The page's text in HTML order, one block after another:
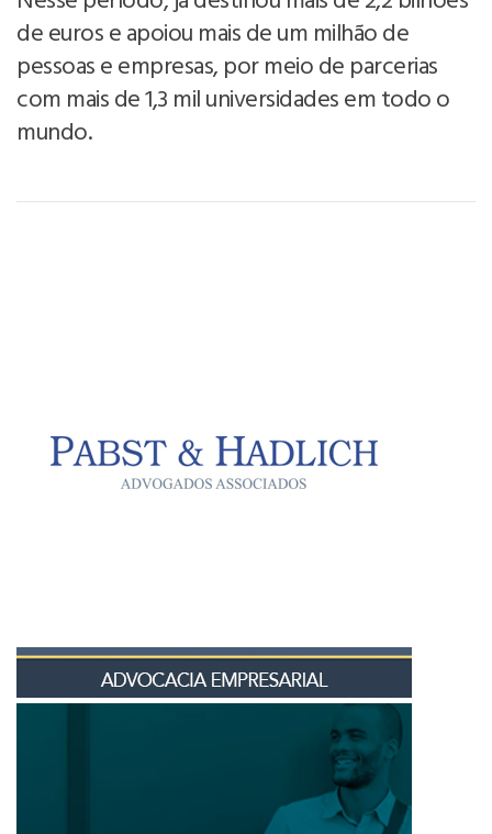
de euros e apoiou mais de um milhão de
pessoas e empresas, por meio de parcerias
com mais de 1,3 mil universidades em todo o
mundo.